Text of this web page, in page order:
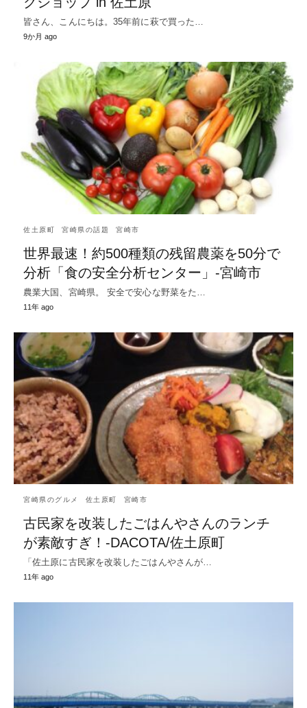
皆さん、こんにちは。35年前に萩で買った…
9か月 ago
佐土原町 宮崎県の話題 宮崎市
世界最速！約500種類の残留農薬を50分で
分析「食の安全分析センター」-宮崎市
農業大国、宮崎県。 安全で安心な野菜をた…
11年 ago
宮崎県のグルメ 佐土原町 宮崎市
古民家を改装したごはんやさんのランチ
が素敵すぎ！-DACOTA/佐土原町
「佐土原に古民家を改装したごはんやさんが…
11年 ago